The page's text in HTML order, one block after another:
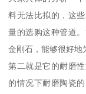
料无法比拟的，这
量的选购这种管道
金刚石，能够很好地
第二就是它的耐磨
的情况下耐磨陶瓷